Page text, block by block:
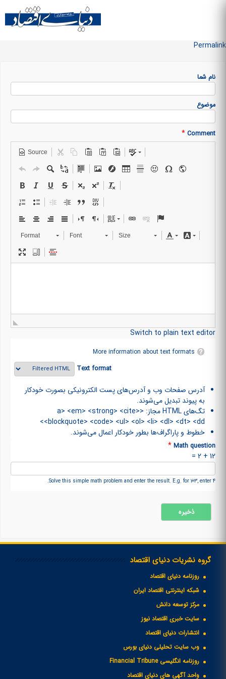
main
content
Permalink
نام شما
موضوع
Comment
*
Source
Format Font Size
Switch to plain text editor
More information about text formats
Text format
آدرس صفحات وب و آدرس‌های پست الکترونیکی بصورت خودکار
به پیوند تبدیل می‌شوند.
تگ‌های HTML مجاز: <a> <em> <strong> <cite>
<blockquote> <code> <ul> <ol> <li> <dl> <dt> <dd>
خطوط و پاراگراف‌ها بطور خودکار اعمال می‌شوند.
Math question
*
12 + 2 =
Solve this simple math problem and enter the result. E.g. for 1+3, enter 4.
گروه نشریات دنیای اقتصاد
روزنامه دنیای اقتصاد
شبکه اینترنتی اقتصاد ایران
مرکز توسعه دانش
سایت خبری اقتصاد نیوز
انتشارات دنیای اقتصاد
وب سایت تحلیلی دنیای بورس
روزنامه انگلیسی Financial Tribune
واحد آگهی های دنیای اقتصاد